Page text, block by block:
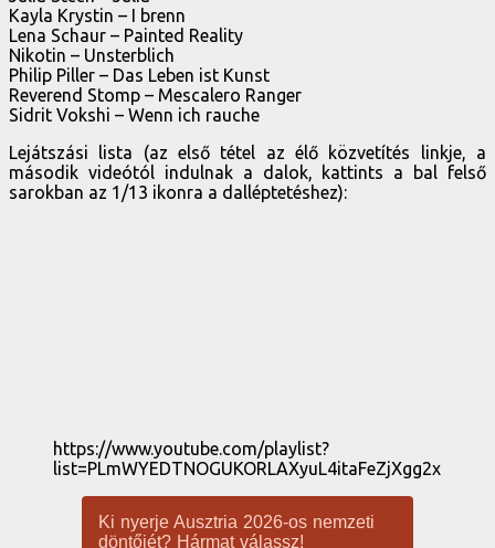
Kayla Krystin – I brenn
Lena Schaur – Painted Reality
Nikotin – Unsterblich
Philip Piller – Das Leben ist Kunst
Reverend Stomp – Mescalero Ranger
Sidrit Vokshi – Wenn ich rauche
Lejátszási lista (az első tétel az élő közvetítés linkje, a
második videótól indulnak a dalok, kattints a bal felső
sarokban az 1/13 ikonra a dalléptetéshez):
https://www.youtube.com/playlist?
list=PLmWYEDTNOGUKORLAXyuL4itaFeZjXgg2x